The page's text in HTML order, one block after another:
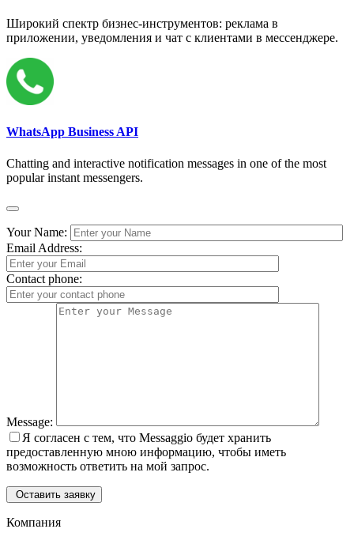
Широкий спектр бизнес-инструментов: реклама в
приложении, уведомления и чат с клиентами в мессенджере.
WhatsApp Business API
Chatting and interactive notification messages in one of the most
popular instant messengers.
Your Name:
Email Address:
Contact phone:
Message:
Я согласен с тем, что Messaggio будет хранить
предоставленную мною информацию, чтобы иметь
возможность ответить на мой запрос.
Оставить заявку
Компания